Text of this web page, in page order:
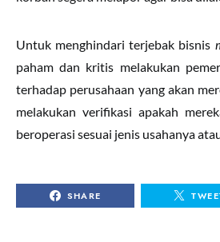
Untuk menghindari terjebak bisnis
paham dan kritis melakukan
terhadap perusahaan yang akan
melakukan verifikasi apakah
beroperasi sesuai jenis usahanya
SHARE